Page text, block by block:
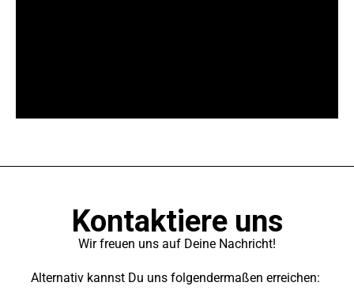
Kontaktiere uns
Wir freuen uns auf Deine Nachricht!
Alternativ kannst Du uns folgendermaßen erreichen: